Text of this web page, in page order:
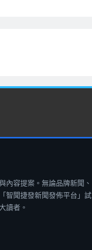
內容提案。無論品牌新聞、
智聞捷發新聞發佈平台」試
讀者。